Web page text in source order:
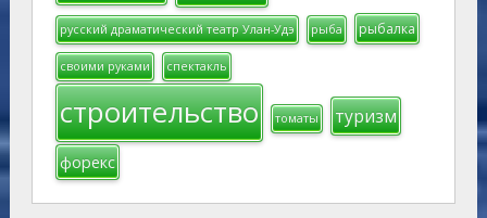
русский драматический театр Улан-Удэ рыба рыбалка
своими руками спектакль
строительство томаты туризм
форекс